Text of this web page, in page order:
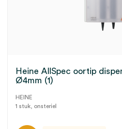
Heine AllSpec oortip
Ø4mm (1)
HEINE
1 stuk, onsteriel